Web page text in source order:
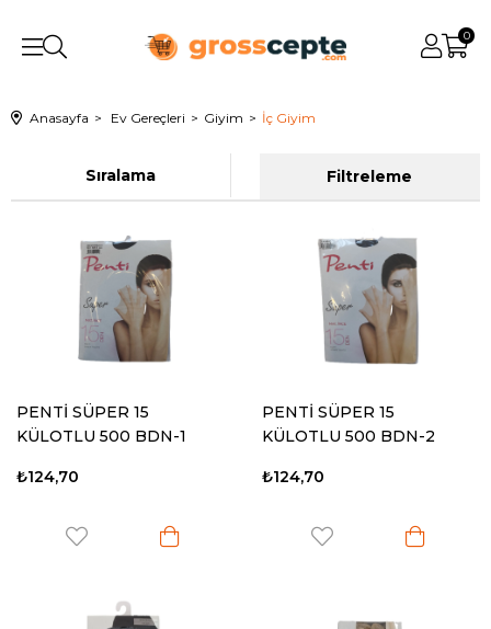
0
Anasayfa Ev Gereçleri Giyim İç Giyim
Filtreleme
Sıralama
PENTİ SÜPER 15
KÜLOTLU 500 BDN-1
₺124,70
PENTİ SÜPER 15
KÜLOTLU 500 BDN-2
₺124,70